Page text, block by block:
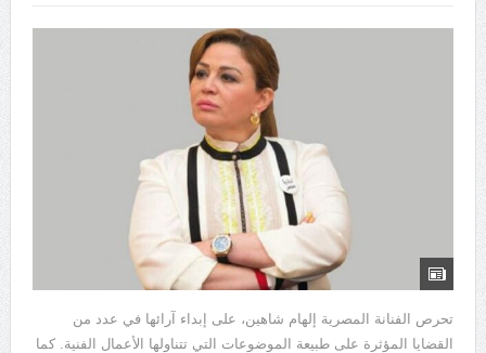
تحرص الفنانة المصرية إلهام شاهين، على إبداء آرائها في عدد من
القضايا المؤثرة على طبيعة الموضوعات التي تتناولها الأعمال الفنية. كما